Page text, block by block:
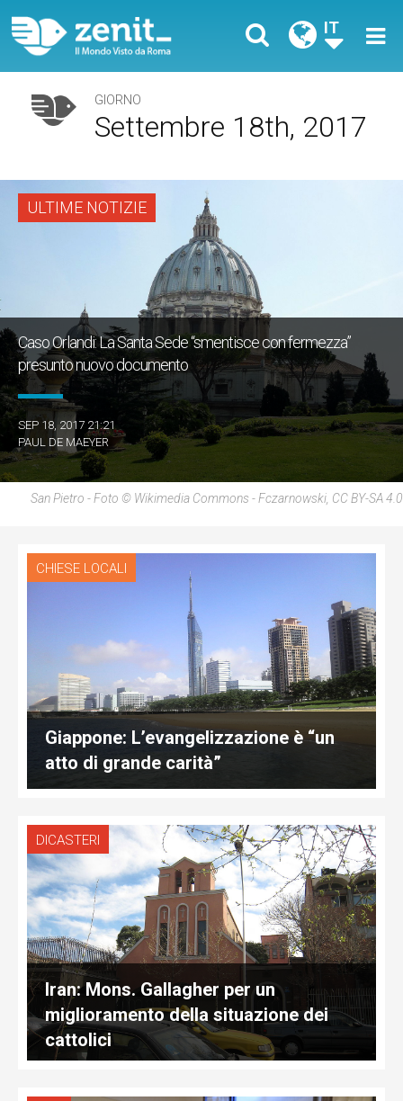
IT
GIORNO
Settembre 18th, 2017
ULTIME NOTIZIE
Caso Orlandi: La Santa Sede “smentisce con fermezza”
presunto nuovo documento
SEP 18, 2017 21:21
PAUL DE MAEYER
San Pietro - Foto © Wikimedia Commons - Fczarnowski, CC BY-SA 4.0
CHIESE LOCALI
Giappone: L’evangelizzazione è “un
atto di grande carità”
DICASTERI
Iran: Mons. Gallagher per un
miglioramento della situazione dei
cattolici